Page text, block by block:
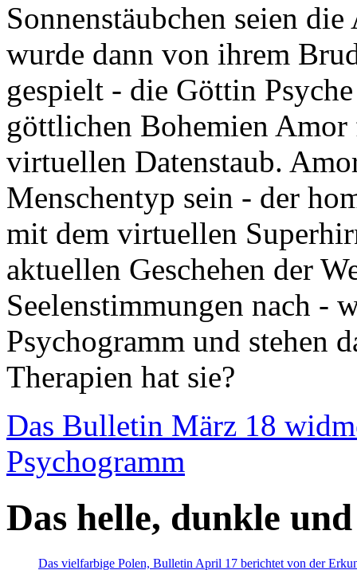
Sonnenstäubchen seien
wurde dann von ihrem
gespielt - die Göttin
göttlichen Bohemien
virtuellen Datenstaub.
Menschentyp sein - der
mit dem virtuellen
aktuellen Geschehen der
Seelenstimmungen nach -
Psychogramm und stehen
Therapien hat sie?
Das Bulletin März 18
Psychogramm
Das helle, dunkle
Das vielfarbige Polen, Bulletin April 17 berichtet von der